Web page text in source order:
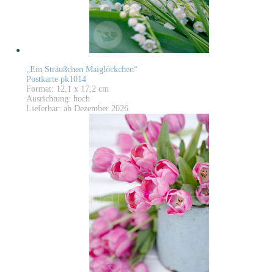
„Ein Sträußchen Maiglöckchen“
Postkarte pk1014
Format: 12,1 x 17,2 cm
Ausrichtung: hoch
Lieferbar: ab Dezember 2026